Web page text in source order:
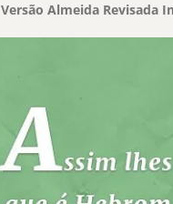
Versão Almeida Revisada